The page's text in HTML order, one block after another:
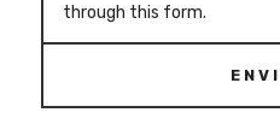
through this form.